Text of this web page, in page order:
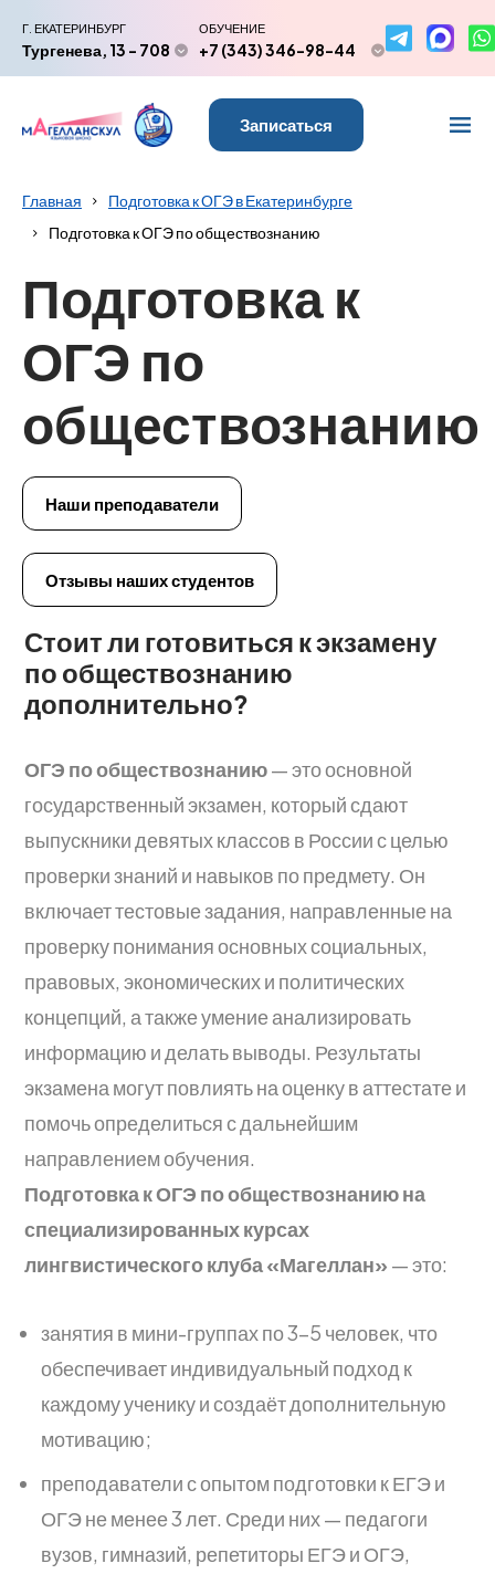
Г. ЕКАТЕРИНБУРГ
Тургенева, 13 - 708
ОБУЧЕНИЕ
+7 (343) 346-98-44
Записаться
Главная
Подготовка к ОГЭ в Екатеринбурге
Подготовка к ОГЭ по обществознанию
Подготовка к
ОГЭ по
обществознанию
Наши преподаватели
Отзывы наших студентов
Стоит ли готовиться к экзамену
по обществознанию
дополнительно?
ОГЭ по обществознанию— это основной
государственный экзамен, который сдают
выпускники девятых классов в России с целью
проверки знаний и навыков по предмету. Он
включает тестовые задания, направленные на
проверку понимания основных социальных,
правовых, экономических и политических
концепций, а также умение анализировать
информацию и делать выводы. Результаты
экзамена могут повлиять на оценку в аттестате и
помочь определиться с дальнейшим
направлением обучения.
Подготовка к ОГЭ по обществознаниюна
специализированных курсах
лингвистического клуба «Магеллан» — это:
занятия в мини-группах по 3–5 человек, что
обеспечивает индивидуальный подход к
каждому ученику и создаёт дополнительную
мотивацию;
преподаватели с опытом подготовки к ЕГЭ и
ОГЭ не менее 3 лет. Среди них — педагоги
вузов, гимназий, репетиторы ЕГЭ и ОГЭ,